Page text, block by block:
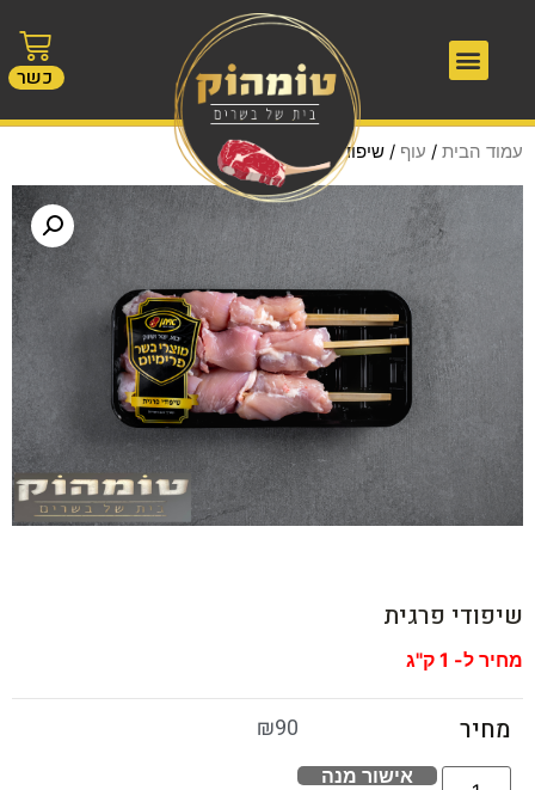
כשר
עמוד הבית / עוף / שיפודי פרגית
שיפודי פרגית
מחיר ל- 1 ק"ג
מחיר ₪90
אישור מנה